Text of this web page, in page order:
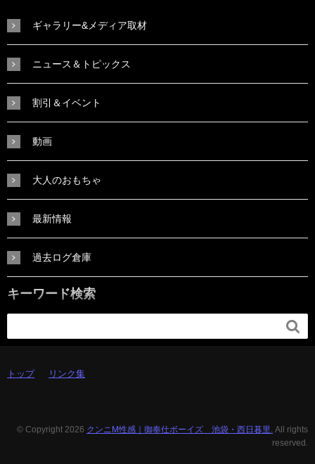
ギャラリー&メディア取材
ニュース＆トピックス
割引＆イベント
動画
大人のおもちゃ
最新情報
過去ログ倉庫
キーワード検索

トップ リンク集
© Copyright 2026 クンニM性感｜御奉仕ボーイズ 池袋・西日暮里. All rights
reserved.